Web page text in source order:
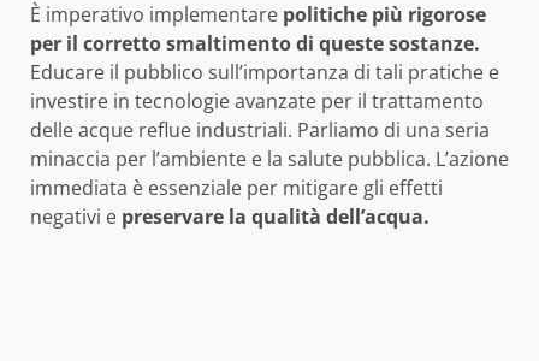
È imperativo implementare politiche più rigorose
per il corretto smaltimento di queste sostanze.
Educare il pubblico sull’importanza di tali pratiche e
investire in tecnologie avanzate per il trattamento
delle acque reflue industriali. Parliamo di una seria
minaccia per l’ambiente e la salute pubblica. L’azione
immediata è essenziale per mitigare gli effetti
negativi e preservare la qualità dell’acqua.